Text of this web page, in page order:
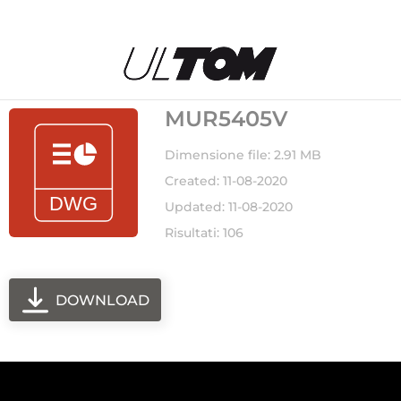
MUR5405V
Dimensione file: 2.91 MB
Created: 11-08-2020
Updated: 11-08-2020
Risultati: 106
DOWNLOAD